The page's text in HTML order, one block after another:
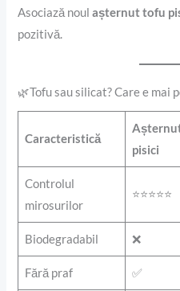
Asociază noulașternut tofu
pozitivă.
🌿Tofu sau silicat? Care e
Caracteristică
pisici
Controlul
mirosurilor
⭐⭐⭐⭐⭐
Biodegradabil ❌
Fără praf ✅